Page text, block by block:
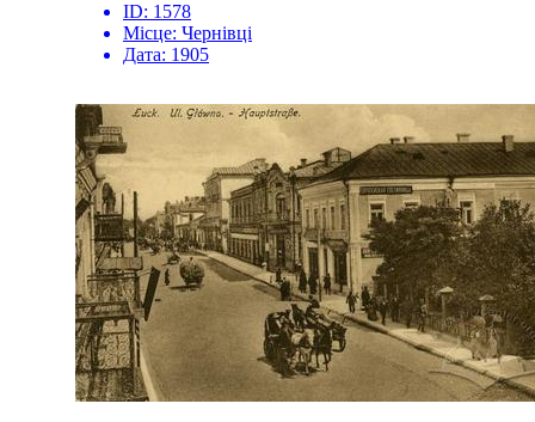
ID: 1578
Місце: Чернівці
Дата: 1905